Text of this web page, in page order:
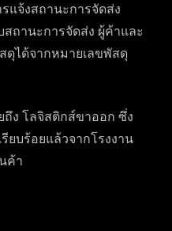
แจ้งสถานะการจัดส่ง
ถานะการจัดส่ง ผู้ค้าและ
ได้จากหมายเลขพัสดุ
ถึง โลจิสติกส์ขาออก ซึ่ง
ยบร้อยแล้วจากโรงงาน
ค้า